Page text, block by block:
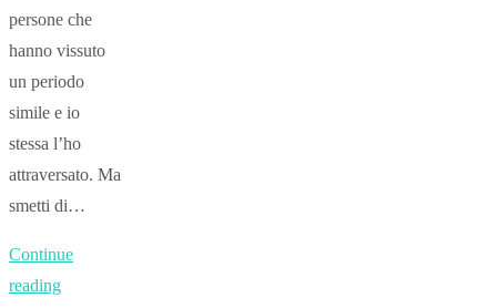
persone che
hanno vissuto
un periodo
simile e io
stessa l’ho
attraversato. Ma
smetti di…
Continue
reading